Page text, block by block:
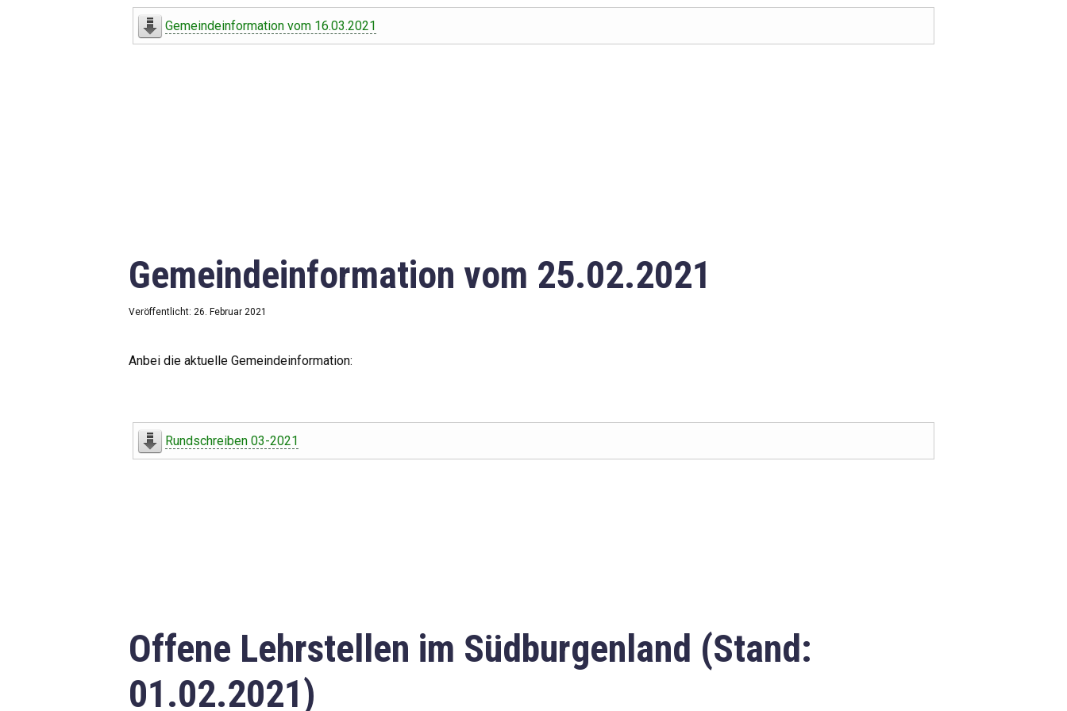
Offener Haushalt
Downloads
Impressum
Gemeindeinformation vom 16.03.2021
Gemeindeinformation vom 25.02.2021
Veröffentlicht: 26. Februar 2021
Anbei die aktuelle Gemeindeinformation:
Rundschreiben 03-2021
Offene Lehrstellen im Südburgenland (Stand:
01.02.2021)